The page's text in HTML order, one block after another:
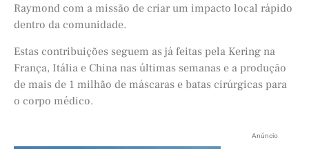
Raymond com a missão de criar um impacto local rápido
dentro da comunidade.
Estas contribuições seguem as já feitas pela Kering na
França, Itália e China nas últimas semanas e a produção
de mais de 1 milhão de máscaras e batas cirúrgicas para
o corpo médico.
Anúncio